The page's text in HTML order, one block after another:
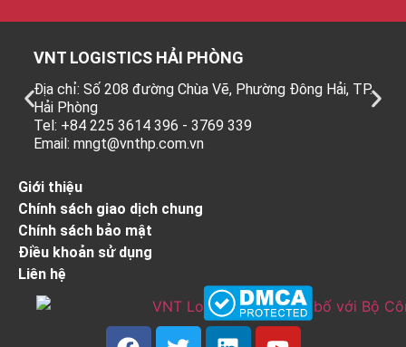
VNT LOGISTICS HẢI PHÒNG
Địa chỉ: Số 208 đường Chùa Vẽ, Phường Đông Hải, TP.
Hải Phòng
Tel: +84 225 3614 396 - 3769 339
Email: mngt@vnthp.com.vn
Giới thiệu
Chính sách giao dịch chung
Chính sách bảo mật
Điều khoản sử dụng
Liên hệ